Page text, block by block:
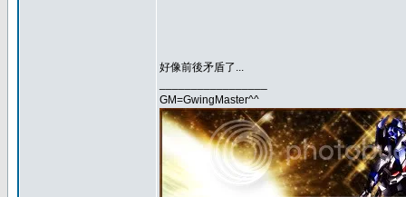
好像前後矛盾了...
GM=GwingMaster^^